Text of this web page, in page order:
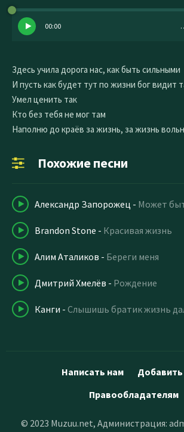
00:00
Здесь учила дорога нас, как быть сильными
И пусть как будет тут по жизни бог видит
Умел ценить так
Кто без тебя не мог там
Наполню до краёв за жизнь, за жизнь
Похожие песни
Александр Запорожец - Может
Brandon Stone - Красивая жизнь
Алим Аталиков - Береги меня
Дмитрий Хмелёв - Рождение
Канги - Слышишь братик жизнь далеко не
Написать нам
Добавить
Правообладателям
© 2023 Muzuu.net, Администрация: